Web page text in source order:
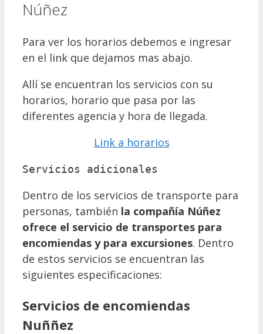
Núñez
Para ver los horarios debemos e ingresar
en el link que dejamos mas abajo.
Allí se encuentran los servicios con su
horarios, horario que pasa por las
diferentes agencia y hora de llegada.
Link a horarios
Servicios adicionales
Dentro de los servicios de transporte para
personas, también la compañía Núñez
ofrece el servicio de transportes para
encomiendas y para excursiones. Dentro
de estos servicios se encuentran las
siguientes especificaciones:
Servicios de encomiendas
Nuññez